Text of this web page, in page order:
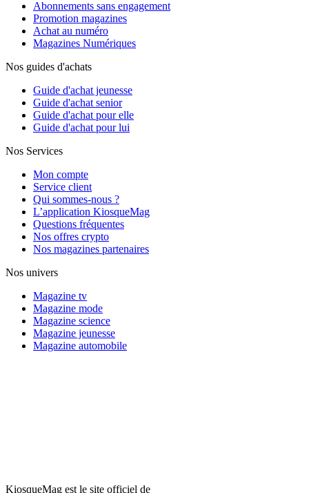
Abonnements sans engagement
Promotion magazines
Achat au numéro
Magazines Numériques
Nos guides d'achats
Guide d'achat jeunesse
Guide d'achat senior
Guide d'achat pour elle
Guide d'achat pour lui
Nos Services
Mon compte
Service client
Qui sommes-nous ?
L’application KiosqueMag
Questions fréquentes
Nos offres crypto
Nos magazines partenaires
Nos univers
Magazine tv
Magazine mode
Magazine science
Magazine jeunesse
Magazine automobile
KiosqueMag est le site officiel de